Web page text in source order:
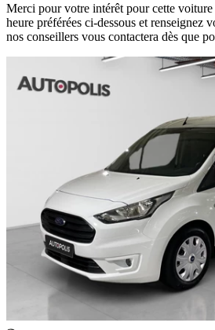
Merci pour votre intérêt pour cette
heure préférées ci-dessous et renseignez
nos conseillers vous contactera dès que